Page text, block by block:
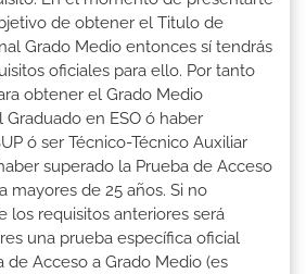
de obtener el Titulo de
Grado Medio entonces sí tendrás
oficiales para ello. Por tanto
obtener el Grado Medio
en ESO ó haber
ó ser Técnico-Técnico Auxiliar
superado la Prueba de Acceso
mayores de 25 años. Si no
los requisitos anteriores será
una prueba específica oficial
de Acceso a Grado Medio (es